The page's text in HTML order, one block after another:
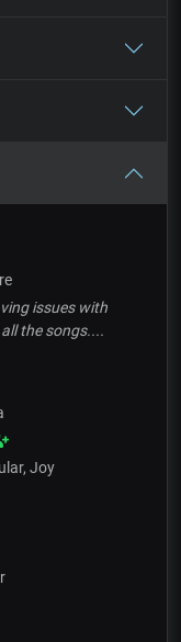
issues with
the songs....
Joy